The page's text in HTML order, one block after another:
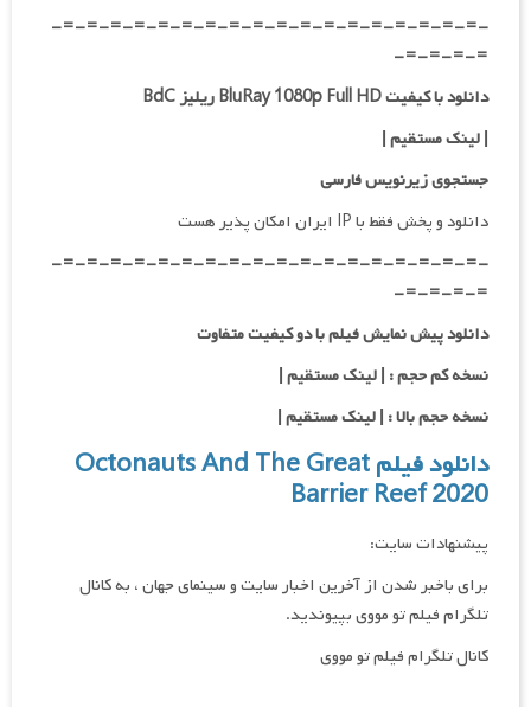
-=-=-=-=-=-=-=-=-=-=-=-=-=-=-=-=-=-=-
=-=-=-=-
دانلود با کیفیت BluRay 1080p Full HD ریلیز BdC
|لینک مستقیم|
جستجوی زیرنویس فارسی
دانلود و پخش فقط با IP ایران امکان پذیر هست
-=-=-=-=-=-=-=-=-=-=-=-=-=-=-=-=-=-=-
=-=-=-=-
دانلود پیش نمایش فیلم با دو کیفیت متفاوت
نسخه کم حجم : | لینک مستقیم |
نسخه حجم بالا : | لینک مستقیم |
دانلود فیلم Octonauts And The Great
Barrier Reef 2020
پیشنهادات سایت:
برای باخبر شدن از آخرین اخبار سایت و سینمای جهان ، به کانال
تلگرام فیلم تو مووی بپیوندید.
کانال تلگرام فیلم تو مووی